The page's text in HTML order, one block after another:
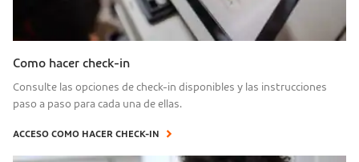
Como hacer check-in
Consulte las opciones de check-in disponibles y las instrucciones
paso a paso para cada una de ellas.
ACCESO COMO HACER CHECK-IN